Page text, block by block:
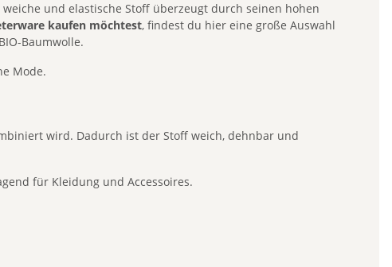
und elastische Stoff überzeugt durch seinen hohen
kaufen möchtest, findest du hier eine große Auswahl
Baumwolle.
Mode.
wird. Dadurch ist der Stoff weich, dehnbar und
für Kleidung und Accessoires.